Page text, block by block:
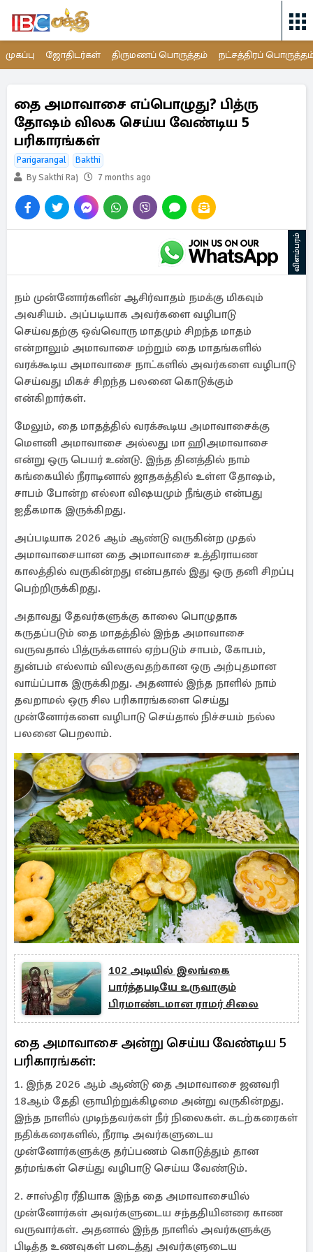
முகப்பு ஜோதிடர்கள் திருமணப் பொருத்தம் நட்சத்திரப்
தை அமாவாசை எப்பொழுது? பித்ரு
தோஷம் விலக செய்ய வேண்டிய 5
பரிகாரங்கள்
Parigarangal
Bakthi
By Sakthi Raj
7 months ago
விளம்பரம்
நம் முன்னோர்களின் ஆசிர்வாதம் நமக்கு மிகவும்
அவசியம். அப்படியாக அவர்களை வழிபாடு
செய்வதற்கு ஒவ்வொரு மாதமும் சிறந்த மாதம்
என்றாலும் அமாவாசை மற்றும் தை மாதங்களில்
வரக்கூடிய அமாவாசை நாட்களில் அவர்களை வழிபாடு
செய்வது மிகச் சிறந்த பலனை கொடுக்கும்
என்கிறார்கள்.
மேலும், தை மாதத்தில் வரக்கூடிய அமாவாசைக்கு
மௌனி அமாவாசை அல்லது மா ஹிஅமாவாசை
என்று ஒரு பெயர் உண்டு. இந்த தினத்தில் நாம்
கங்கையில் நீராடினால் ஜாதகத்தில் உள்ள தோஷம்,
சாபம் போன்ற எல்லா விஷயமும் நீங்கும் என்பது
ஐதீகமாக இருக்கிறது.
அப்படியாக 2026 ஆம் ஆண்டு வருகின்ற முதல்
அமாவாசையான தை அமாவாசை உத்திராயண
காலத்தில் வருகின்றது என்பதால் இது ஒரு தனி சிறப்பு
பெற்றிருக்கிறது.
அதாவது தேவர்களுக்கு காலை பொழுதாக
கருதப்படும் தை மாதத்தில் இந்த அமாவாசை
வருவதால் பித்ருக்களால் ஏற்படும் சாபம், கோபம்,
துன்பம் எல்லாம் விலகுவதற்கான ஒரு அற்புதமான
வாய்ப்பாக இருக்கிறது. அதனால் இந்த நாளில் நாம்
தவறாமல் ஒரு சில பரிகாரங்களை செய்து
முன்னோர்களை வழிபாடு செய்தால் நிச்சயம் நல்ல
பலனை பெறலாம்.
102 அடியில் இலங்கை
பார்த்தபடியே உருவாகும்
பிரமாண்டமான ராமர் சிலை
தை அமாவாசை அன்று செய்ய வேண்டிய 5
பரிகாரங்கள்:
1. இந்த 2026 ஆம் ஆண்டு தை அமாவாசை ஜனவரி
18ஆம் தேதி ஞாயிற்றுக்கிழமை அன்று வருகின்றது.
இந்த நாளில் முடிந்தவர்கள் நீர் நிலைகள். கடற்கரைகள்
நதிக்கரைகளில், நீராடி அவர்களுடைய
முன்னோர்களுக்கு தர்ப்பணம் கொடுத்தும் தான
தர்மங்கள் செய்து வழிபாடு செய்ய வேண்டும்.
2. சாஸ்திர ரீதியாக இந்த தை அமாவாசையில்
முன்னோர்கள் அவர்களுடைய சந்ததியினரை காண
வருவார்கள். அதனால் இந்த நாளில் அவர்களுக்கு
பிடித்த உணவுகள் படைத்து அவர்களுடைய